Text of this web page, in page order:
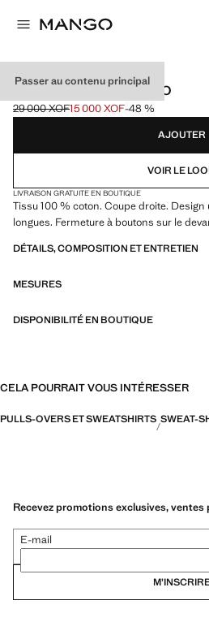
Passer au contenu principal
SWEAT-SHIRT COL POLO
Prix initial barré [29 000 XOF ]
29 000 XOF
Prix actuel [15 000 XOF ]
15 000 XOF-48 %
Choisissez une couleur
AJOUTER
VOIR LE
LIVRAISON GRATUITE EN BOUTIQUE
Tissu 100 % coton. Coupe droite. Design
longues. Fermeture à boutons sur le
DÉTAILS, COMPOSITION ET ENTRETIEN
MESURES
DISPONIBILITÉ EN BOUTIQUE
CELA POURRAIT VOUS INTÉRESSER
PULLS-OVERS ET SWEATSHIRTS SWEAT-
Recevez promotions exclusives, ventes
E-mail